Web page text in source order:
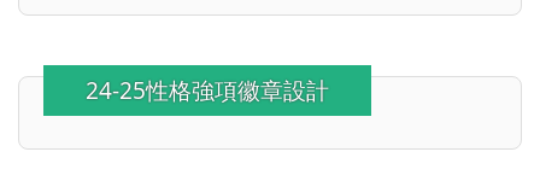
24-25性格強項徽章設計